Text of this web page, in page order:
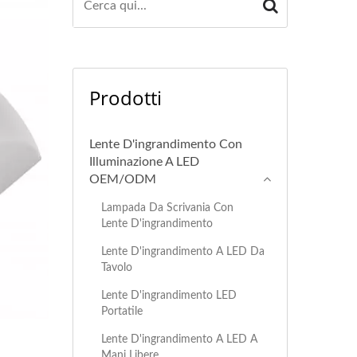
Prodotti
Lente D'ingrandimento Con
Illuminazione A LED
OEM/ODM
Lampada Da Scrivania Con
Lente D'ingrandimento
Lente D'ingrandimento A LED Da
Tavolo
Lente D'ingrandimento LED
Portatile
Lente D'ingrandimento A LED A